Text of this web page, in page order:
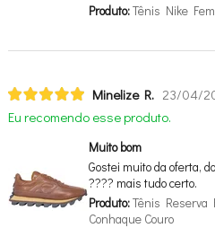
Produto:Tênis Nike
Minelize R. 23/04/
Eu recomendo esse produto.
Muito bom
Gostei muito da oferta,
???? mais tudo certo.
Produto:Tênis Reserva
Conhaque Couro